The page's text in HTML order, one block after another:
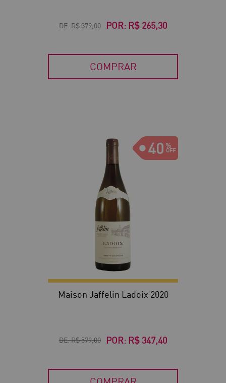
DE:R$ 379,00 POR: R$ 265,30
COMPRAR
40
Maison Jaffelin Ladoix 2020
DE:R$ 579,00 POR: R$ 347,40